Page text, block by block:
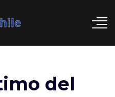
del